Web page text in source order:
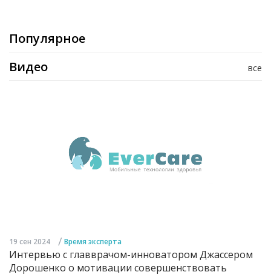
Популярное
все
Видео
19 сен 2024 / Время эксперта
Интервью с главврачом-инноватором Джассером
Дорошенко о мотивации совершенствовать